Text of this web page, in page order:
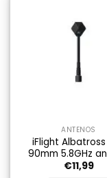
ANTENOS
iFlight Albatross
90mm 5.8GHz
€11,99